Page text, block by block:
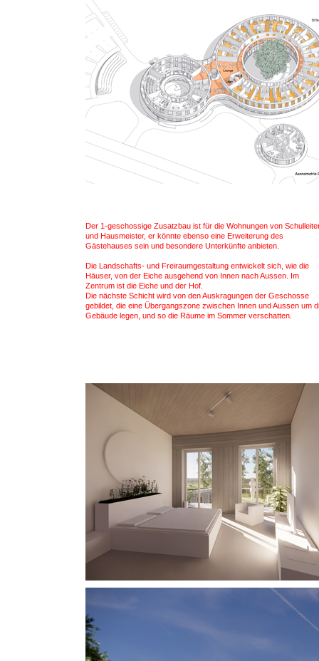
Der 1-geschossige Zusatzbau ist für die Wohnungen von
und Hausmeister, er könnte ebenso eine Erweiterung des
Gästehauses sein und besondere Unterkünfte anbieten.
Die Landschafts- und Freiraumgestaltung entwickelt sich, wie die
Häuser, von der Eiche ausgehend von Innen nach Aussen. Im
Zentrum ist die Eiche und der Hof.
Die nächste Schicht wird von den Auskragungen der Geschosse
gebildet, die eine Übergangszone zwischen Innen und Aussen um
Gebäude legen, und so die Räume im Sommer verschatten.